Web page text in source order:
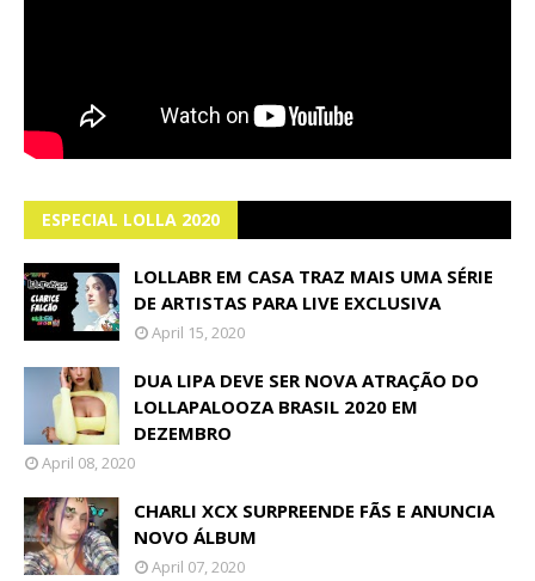
ESPECIAL LOLLA 2020
LOLLABR EM CASA TRAZ MAIS UMA SÉRIE
DE ARTISTAS PARA LIVE EXCLUSIVA
April 15, 2020
DUA LIPA DEVE SER NOVA ATRAÇÃO DO
LOLLAPALOOZA BRASIL 2020 EM
DEZEMBRO
April 08, 2020
CHARLI XCX SURPREENDE FÃS E ANUNCIA
NOVO ÁLBUM
April 07, 2020